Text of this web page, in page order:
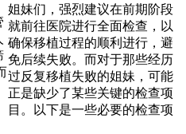
姐妹们，强烈建议在前期阶段
就前往医院进行全面检查，以
确保移植过程的顺利进行，避
免后续失败。而对于那些经历
过反复移植失败的姐妹，可能
正是缺少了某些关键的检查项
目。以下是一些必要的检查项